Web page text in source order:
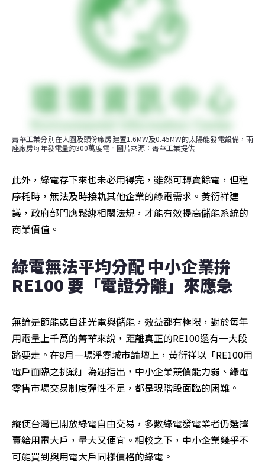
菁華工業分別在大園及頭份廠房建置1.6MW及0.45MW的太陽能發電設備，兩
座廠房每年發電量約300萬度電。圖片來源：菁華工業提供
此外，綠電存下來也未必用得完，雖然可轉賣餘電，但程
序耗時，無法及時接軌其他企業的綠電需求。黃衍祥建
議，政府部門應鬆綁相關法規，才能有效提高儲能系統的
商業價值。
綠電無法平均分配 中小企業拚
RE100 要「電證分離」來應急
無論是節能或自建光電與儲能，效益都有極限，對於每年
用電量上千萬的菁華來說，距離真正的RE100還有一大段
路要走。在8月一場淨零城市論壇上，黃衍祥以「RE100用
電戶面臨之挑戰」為題指出，中小企業競價能力弱、綠電
零售市場交易制度彈性不足，都是現階段面臨的困難。
縱使台灣已開放綠電自由交易，多數綠電發電業者仍選擇
賣給用電大戶，量大又便宜。相較之下，中小企業幾乎不
可能買到與用電大戶同樣價格的綠電。